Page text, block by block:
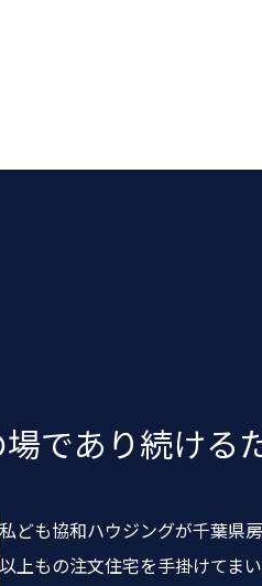
であり続ける
私ども協和ハウジングが千葉県
以上もの注文住宅を手掛けてま